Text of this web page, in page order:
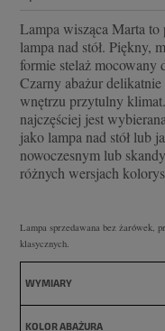
Lampa wisząca Marta
lampa nad stół. Piękny,
formie stelaż mocowany
Czarny abażur
wnętrzu przytulny
najczęściej jest
jako lampa nad stół lub
nowoczesnym lub
różnych wersjach
Lampa sprzedawana bez żarówek,
klasycznych.
WYMIARY
KOLOR ABAŻURA